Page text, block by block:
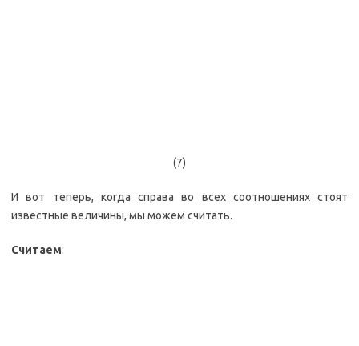
(7)
И вот теперь, когда справа во всех соотношениях стоят
известные величины, мы можем считать.
Считаем: